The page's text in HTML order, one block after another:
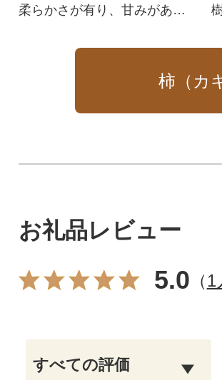
柔らかさが有り、甘みがあり
柿（カ
お礼品レビュー
5.0 （1